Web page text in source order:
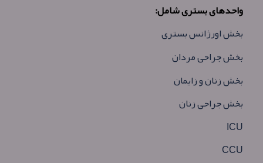
واحدهای بستری شامل:
بخش اورژانسبستری
بخش جراحی مردان
بخش زنان و زایمان
بخش جراحی زنان
ICU
CCU